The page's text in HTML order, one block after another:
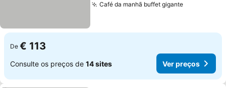
Café da manhã buffet gigante
De € 113
Consulte os preços de 14 sites Ver preços